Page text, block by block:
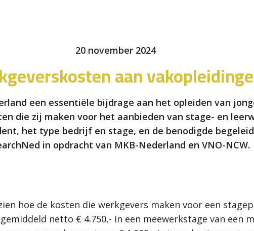
20 november 2024
aan
een essentiële bijdrage aan het opleiden van
die zij maken voor het aanbieden van stage- en
het type bedrijf en stage, en de benodigde
in opdracht van MKB-Nederland en VNO-NCW.
hoe de kosten die werkgevers maken voor een
netto € 4.750,- in een meewerkstage van een